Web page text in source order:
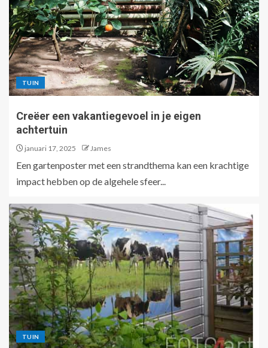
TUIN
Creëer een vakantiegevoel in je eigen
achtertuin
januari 17, 2025 James
Een gartenposter met een strandthema kan een krachtige
impact hebben op de algehele sfeer...
TUIN